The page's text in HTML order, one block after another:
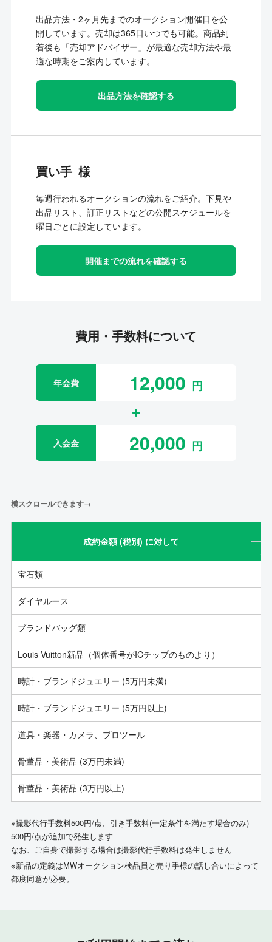
出品方法・2ヶ月先までのオークション開催日を公
開しています。売却は365日いつでも可能。商品到
着後も「売却アドバイザー」が最適な売却方法や最
適な時期をご案内しています。
出品方法を確認する
買い手
毎週行われるオークションの流れをご紹介。下見や
出品リスト、訂正リストなどの公開スケジュールを
曜日ごとに設定しています。
開催までの流れを確認する
費用・手数料について
年会費 12,000
入会金 20,000
横スクロールできます→
成約金額 (税別) に対して
宝石類
ダイヤルース
ブランドバッグ類
Louis Vuitton新品（個体番号がICチップのものより）
時計・ブランドジュエリー (5万円未満)
時計・ブランドジュエリー (5万円以上)
道具・楽器・カメラ、プロツール
骨董品・美術品 (3万円未満)
骨董品・美術品 (3万円以上)
※撮影代行手数料500円/点、引き手数料(一定条件を満たす場合のみ)
500円/点が追加で発生します
なお、ご自身で撮影する場合は撮影代行手数料は発生しません
※新品の定義はMWオークション検品員と売り手様の話し合いによって
都度同意が必要。